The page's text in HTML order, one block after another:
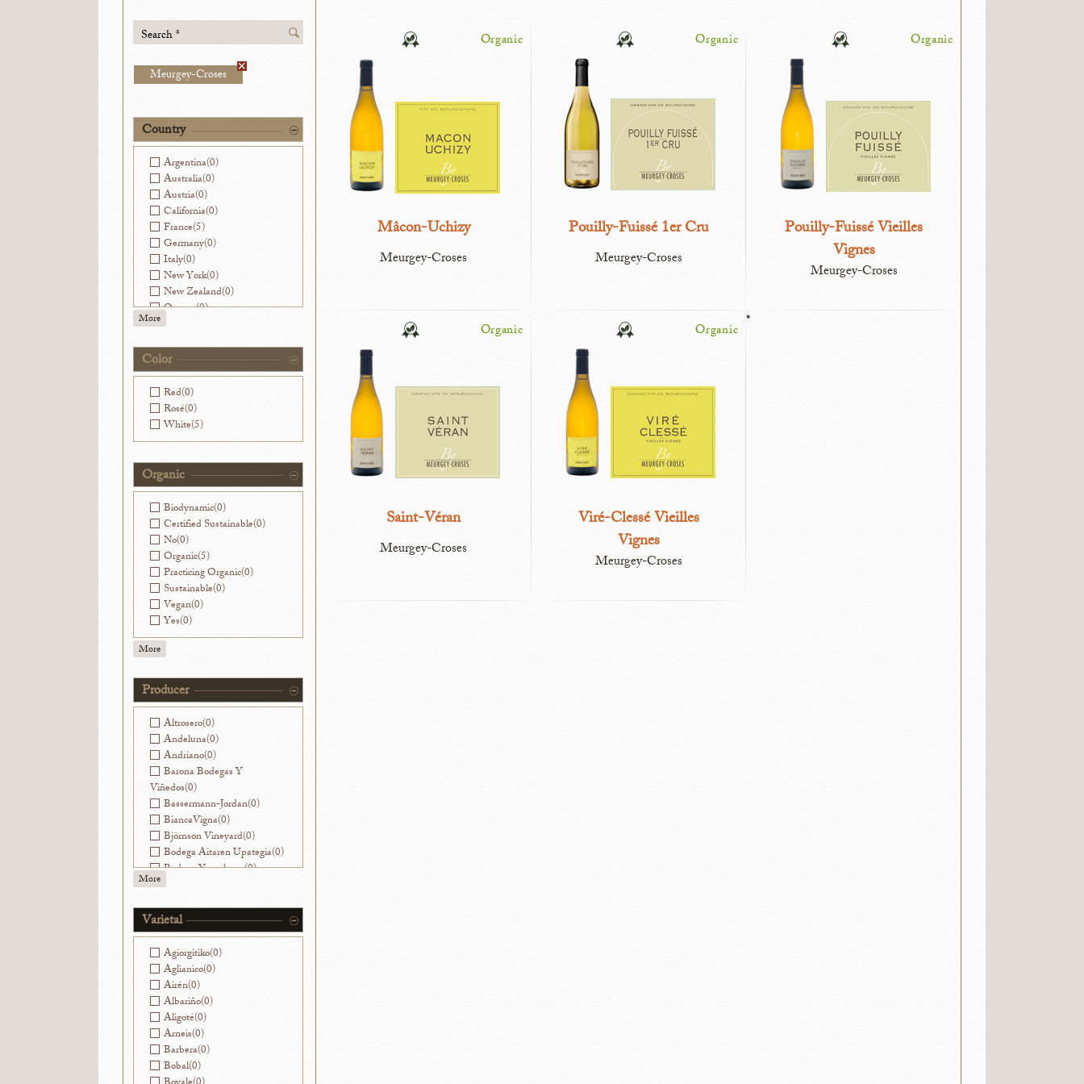
Search *
Meurgey-Croses
Country
Argentina(0)
Australia(0)
Austria(0)
California(0)
France(5)
Germany(0)
Italy(0)
New York(0)
New Zealand(0)
Oregon(0)
Slovenia
Washington(0)
More
Color
Red(0)
Rosé(0)
White(5)
Organic
Biodynamic(0)
Certified Sustainable(0)
No(0)
Organic(5)
Practicing Organic(0)
Sustainable(0)
Vegan(0)
Yes(0)
More
Producer
Altrosero(0)
Andeluna(0)
Andriano(0)
Barona Bodegas Y
Viñedos(0)
Bassermann-Jordan(0)
BiancaVigna(0)
Björnson Vineyard(0)
Bodega Aitaren Upategia(0)
Bodega Yacochuya(0)
Bodegas Alvear
Bodegas Breca(0)
Bodegas Jorge Ordóñez
Málaga(0)
Bodegas La Caña
Bodegas Muga
Bodegas Nekeas
Bodegas Ramirez de la
Piscina(0)
Bodegas Sierra Salinas
Bodegas Vatan
Bodegas y Viñedos Ilurce
More
Varietal
Agiorgitiko(0)
Aglianico(0)
Airén(0)
Albariño(0)
Aligoté(0)
Arneis(0)
Barbera(0)
Bobal(0)
Organic
Mâcon-Uchizy
Meurgey-Croses
Organic
Pouilly-Fuissé 1er Cru
Meurgey-Croses
Organic
Pouilly-Fuissé Vieilles
Vignes
Meurgey-Croses
Organic
Saint-Véran
Meurgey-Croses
Organic
Viré-Clessé Vieilles
Vignes
Meurgey-Croses
*